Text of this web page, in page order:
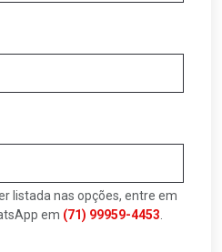
listada nas opções, entre em
em (71) 99959-4453